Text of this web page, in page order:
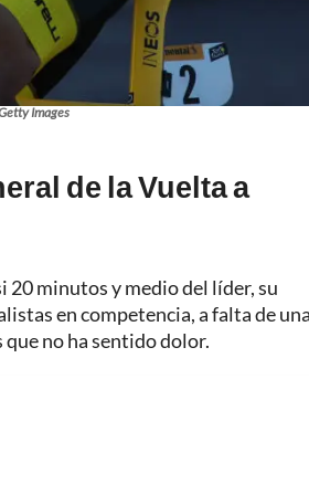
Images
de la Vuelta a
20 minutos y medio del líder, su
en competencia, a falta de
no ha sentido dolor.